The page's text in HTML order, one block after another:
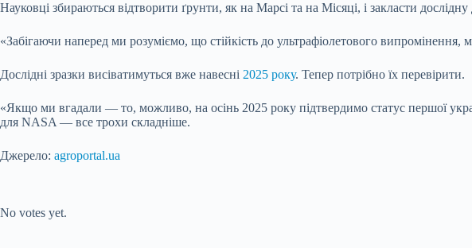
Науковці збираються відтворити ґрунти, як на Марсі та на Місяці, і закласти дослідну
«Забігаючи наперед ми розуміємо, що стійкість до ультрафіолетового
Дослідні зразки висіватимуться вже навесні 2025 року. Тепер потрібно їх перевірити.
«Якщо ми вгадали — то, можливо, на осінь 2025 року підтвердимо статус першої
для NASA — все трохи складніше.
Джерело: agroportal.ua
No votes yet.